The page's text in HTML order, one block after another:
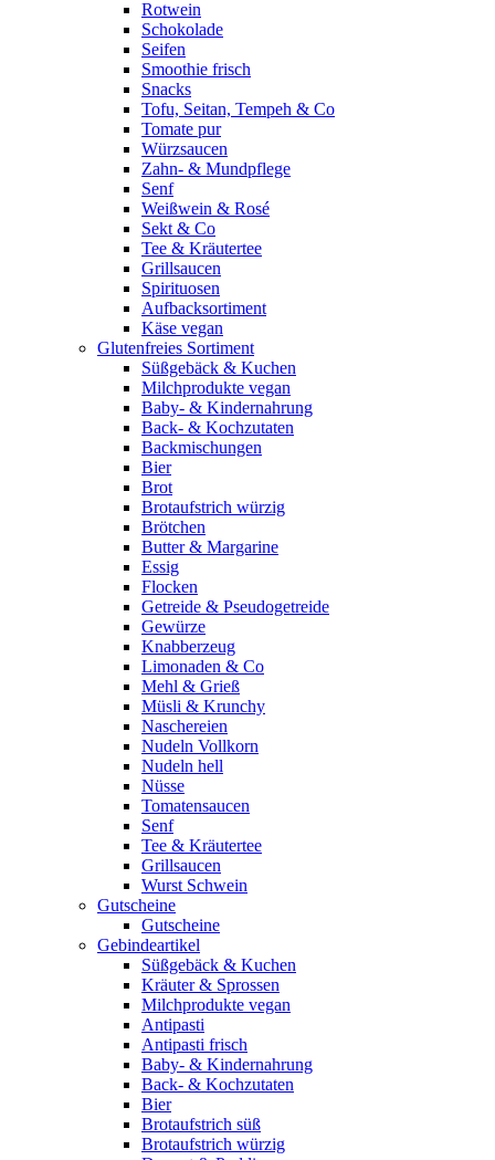
Rotwein
Schokolade
Seifen
Smoothie frisch
Snacks
Tofu, Seitan, Tempeh & Co
Tomate pur
Würzsaucen
Zahn- & Mundpflege
Senf
Weißwein & Rosé
Sekt & Co
Tee & Kräutertee
Grillsaucen
Spirituosen
Aufbacksortiment
Käse vegan
Glutenfreies Sortiment
Süßgebäck & Kuchen
Milchprodukte vegan
Baby- & Kindernahrung
Back- & Kochzutaten
Backmischungen
Bier
Brot
Brotaufstrich würzig
Brötchen
Butter & Margarine
Essig
Flocken
Getreide & Pseudogetreide
Gewürze
Knabberzeug
Limonaden & Co
Mehl & Grieß
Müsli & Krunchy
Naschereien
Nudeln Vollkorn
Nudeln hell
Nüsse
Tomatensaucen
Senf
Tee & Kräutertee
Grillsaucen
Wurst Schwein
Gutscheine
Gutscheine
Gebindeartikel
Süßgebäck & Kuchen
Kräuter & Sprossen
Milchprodukte vegan
Antipasti
Antipasti frisch
Baby- & Kindernahrung
Back- & Kochzutaten
Bier
Brotaufstrich süß
Brotaufstrich würzig